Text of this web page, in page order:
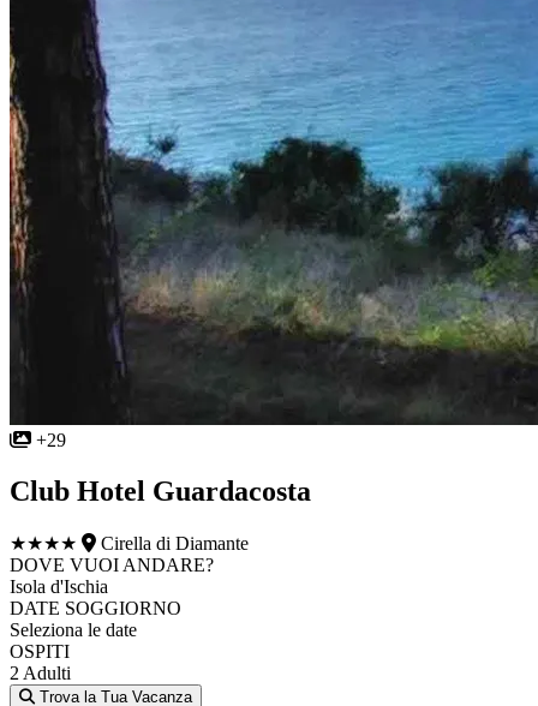
+29
Club Hotel Guardacosta
★★★★
Cirella di Diamante
DOVE VUOI ANDARE?
Isola d'Ischia
DATE SOGGIORNO
Seleziona le date
OSPITI
2 Adulti
Trova la Tua Vacanza